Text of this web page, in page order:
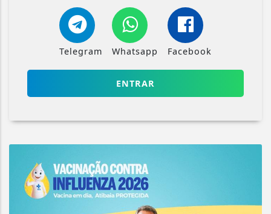
Telegram Whatsapp Facebook
ENTRAR